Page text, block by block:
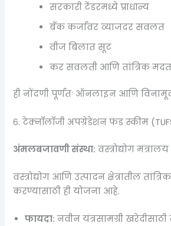
सरकारी टेंडरमध्ये प्राधान्य
बँक कर्जावर व्याजदर सवलत
वीज बिलात सूट
कर सवलती आणि तांत्रिक मदत
ही नोंदणी पूर्णतः ऑनलाइन आणि
६. टेक्नॉलॉजी अपग्रेडेशन फंड स्कीम
अंमलबजावणी संस्था: वस्त्रोद्योग मंत्रालय
वस्त्रोद्योग आणि उत्पादन क्षेत्रातील
करण्यासाठी ही योजना आहे.
फायदा: नवीन यंत्रसामग्री